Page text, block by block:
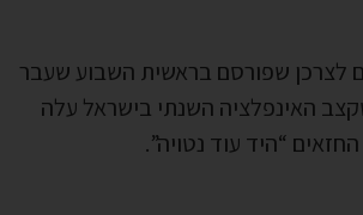
לצרכן שפורסם בראשית השבוע שעבר
האינפלציה השנתי בישראל עלה